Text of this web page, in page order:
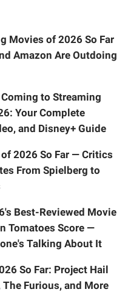
Movies of 2026 So Far
Amazon Are Outdoing
to Streaming
Your Complete
and Disney+ Guide
2026 So Far — Critics
From Spielberg to
Best-Reviewed Movie
Tomatoes Score —
Talking About It
So Far: Project Hail
The Furious, and More